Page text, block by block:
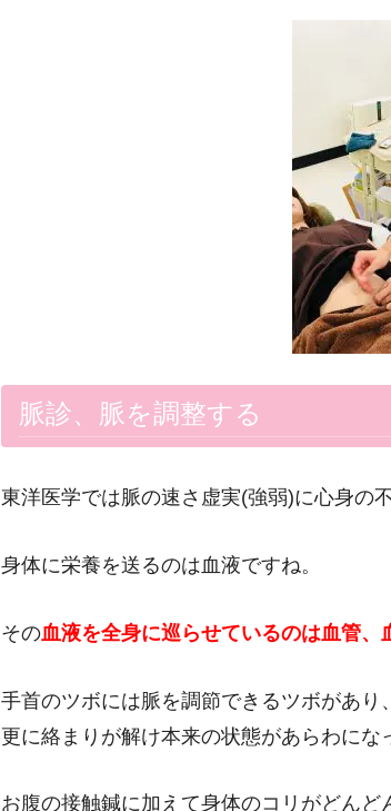
脈診、脈を調整する
東洋医学では脈の速さ虚実(強弱)に心身の
身体に栄養を送るのは血液ですね。
その血液を全身に巡らせているのは血管、
手首のツボには脈を調節できるツボがあり
更に絡まりが解け本来の状態があらわにな
お腹の接触鍼に加えて身体のコリがどんど